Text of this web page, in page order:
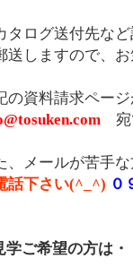
タログ送付先な
しますので、お
の資料請求ペー
宛
、メールが苦手
話下さい(^_^) ０
ご希望の方は・